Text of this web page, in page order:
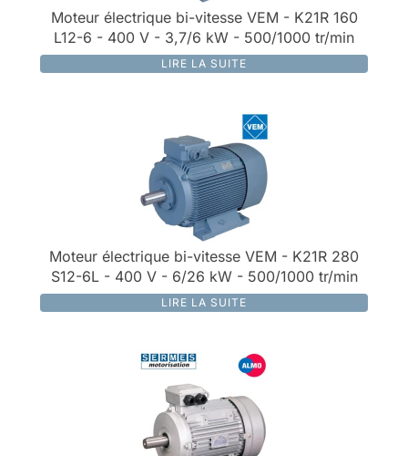
Moteur électrique bi-vitesse VEM - K21R 160
L12-6 - 400 V - 3,7/6 kW - 500/1000 tr/min
LIRE LA SUITE
Moteur électrique bi-vitesse VEM - K21R 280
S12-6L - 400 V - 6/26 kW - 500/1000 tr/min
LIRE LA SUITE